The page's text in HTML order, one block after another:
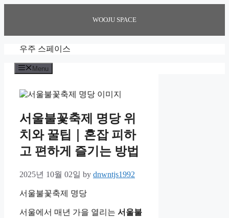
WOOJU SPACE
우주 스페이스
Menu
서울불꽃축제 명당 위
치와 꿀팁｜혼잡 피하
고 편하게 즐기는 방법
2025년 10월 02일 by dnwntjs1992
서울불꽃축제 명당
서울에서 매년 가을 열리는 서울불